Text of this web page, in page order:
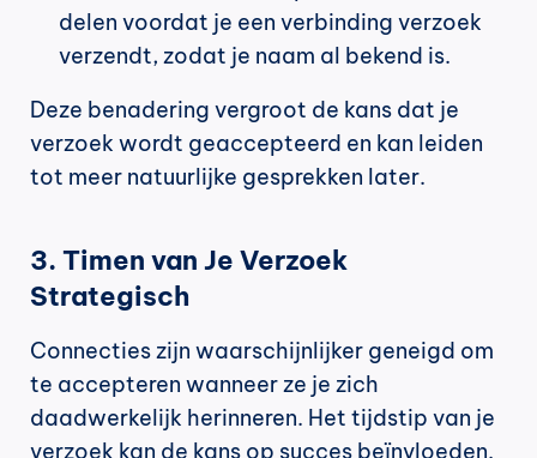
delen voordat je een verbinding verzoek
verzendt, zodat je naam al bekend is.
Deze benadering vergroot de kans dat je
verzoek wordt geaccepteerd en kan leiden
tot meer natuurlijke gesprekken later.
3. Timen van Je Verzoek
Strategisch
Connecties zijn waarschijnlijker geneigd om
te accepteren wanneer ze je zich
daadwerkelijk herinneren. Het tijdstip van je
verzoek kan de kans op succes beïnvloeden.